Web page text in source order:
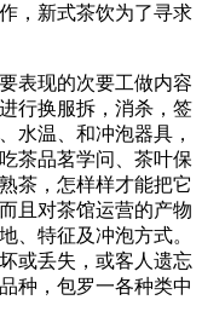
，新式茶饮为了寻求
现的次要工做内容
行换服拆，消杀，签
水温、和冲泡器具，
茶品茗学问、茶叶保
茶，怎样样才能把它
且对茶馆运营的产物
、特征及冲泡方式。
或丢失，或客人遗忘
种，包罗一各种类中